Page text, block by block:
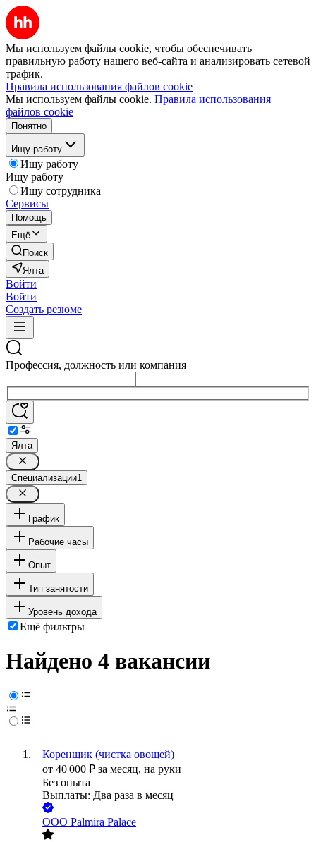
Мы используем файлы cookie, чтобы обеспечивать
правильную работу нашего веб-сайта и анализировать сетевой
трафик.
Правила использования файлов cookie
Мы используем файлы cookie. Правила использования
файлов cookie
Понятно
Ищу работу
Ищу работу
Ищу работу
Ищу сотрудника
Сервисы
Помощь
Ещё
Поиск
Ялта
Войти
Войти
Создать резюме
Профессия, должность или компания
Ялта
Специализации1
График
Рабочие часы
Опыт
Тип занятости
Уровень дохода
Ещё фильтры
Найдено 4 вакансии
Коренщик (чистка овощей)
от 40 000 ₽ за месяц, на руки
Без опыта
Выплаты: Два раза в месяц
ООО Palmira Palace